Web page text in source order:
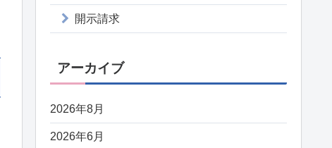
開示請求
アーカイブ
2026年8月
2026年6月